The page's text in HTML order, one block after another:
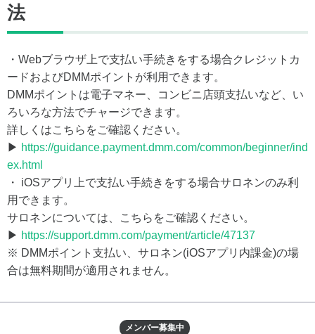
法
・Webブラウザ上で支払い手続きをする場合クレジットカ
ードおよびDMMポイントが利用できます。
DMMポイントは電子マネー、コンビニ店頭支払いなど、い
ろいろな方法でチャージできます。
詳しくはこちらをご確認ください。
▶ https://guidance.payment.dmm.com/common/beginner/ind
ex.html
・ iOSアプリ上で支払い手続きをする場合サロネンのみ利
用できます。
サロネンについては、こちらをご確認ください。
▶ https://support.dmm.com/payment/article/47137
※ DMMポイント支払い、サロネン(iOSアプリ内課金)の場
合は無料期間が適用されません。
メンバー募集中